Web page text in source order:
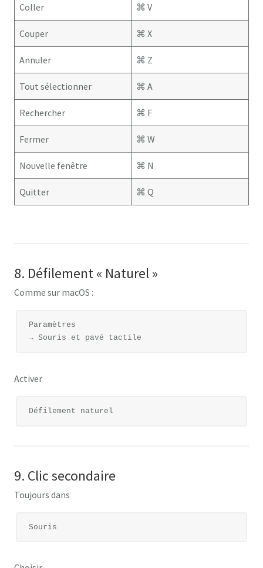
Coller ⌘ V
Couper ⌘ X
Annuler ⌘ Z
Tout sélectionner ⌘ A
Rechercher ⌘ F
Fermer ⌘ W
Nouvelle fenêtre ⌘ N
Quitter ⌘ Q
8. Défilement « Naturel »
Comme sur macOS :
Paramètres
Activer
9. Clic secondaire
Toujours dans